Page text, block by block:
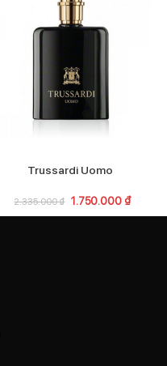
Trussardi Uomo
2.335.000₫ 1.750.000 ₫